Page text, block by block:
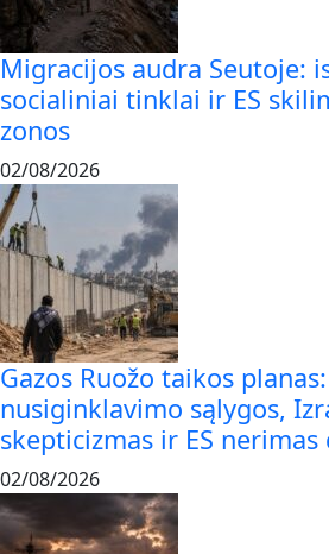
Migracijos audra Seutoje:
socialiniai tinklai ir ES
zonos
02/08/2026
Gazos Ruožo taikos planas:
nusiginklavimo sąlygos,
skepticizmas ir ES nerimas
02/08/2026